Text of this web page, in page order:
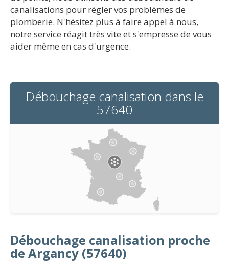
canalisations pour régler vos problèmes de
plomberie. N'hésitez plus à faire appel à nous,
notre service réagit très vite et s'empresse de vous
aider même en cas d'urgence.
Débouchage canalisation dans le
57640
Débouchage canalisation proche
de Argancy (57640)